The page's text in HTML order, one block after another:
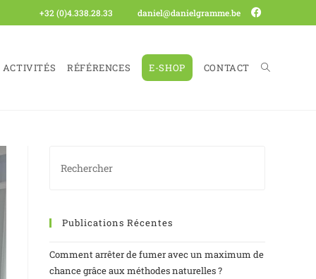
+32 (0)4.338.28.33 daniel@danielgramme.be
ACTIVITÉS RÉFÉRENCES E-SHOP CONTACT
Publications Récentes
Comment arrêter de fumer avec un maximum de
chance grâce aux méthodes naturelles ?